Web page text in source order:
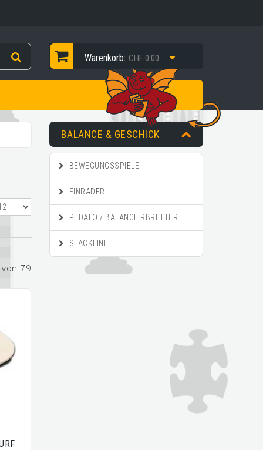
Warenkorb: CHF 0.00
79
BALANCE & GESCHICK
BEWEGUNGSSPIELE
EINRÄDER
PEDALO / BALANCIERBRETTER
SLACKLINE